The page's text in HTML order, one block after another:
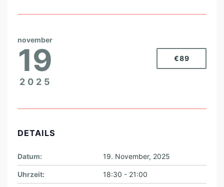
november
19
2025
€89
DETAILS
Datum: 19. November, 2025
Uhrzeit: 18:30 - 21:00